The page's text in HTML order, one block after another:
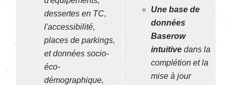
dessertes en TC,
l'accessibilité,
places de parkings,
et données socio-
éco-
démographique,
Une base de
données
Baserow
intuitive dans la
complétion et la
mise à jour